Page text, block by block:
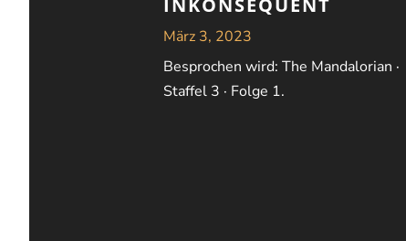
INKONSEQUENT
März 3, 2023
Besprochen wird: The Mandalorian ·
Staffel 3 · Folge 1.